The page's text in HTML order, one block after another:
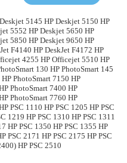
5145 HP Deskjet 5150 HP
5552 HP Deskjet 5650 HP
5850 HP Deskjet 9650 HP
F4140 HP DeskJet F4172 HP
4255 HP Officejet 5510 HP
130 HP PhotoSmart 145
PhotoSmart 7150 HP
PhotoSmart 7400 HP
PhotoSmart 7760 HP
PSC 1110 HP PSC 1205 HP PSC
1219 HP PSC 1310 HP PSC 1311
HP PSC 1350 HP PSC 1355 HP
PSC 2171 HP PSC 2175 HP PSC
HP PSC 2510